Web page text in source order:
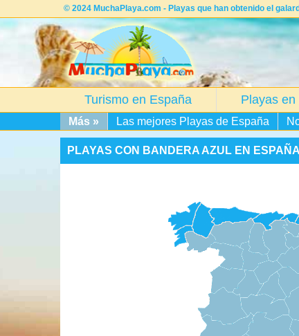
© 2024 MuchaPlaya.com - Playas que han obtenido el
Turismo en España Playas
Más » Las mejores Playas de España
PLAYAS CON BANDERA AZUL EN